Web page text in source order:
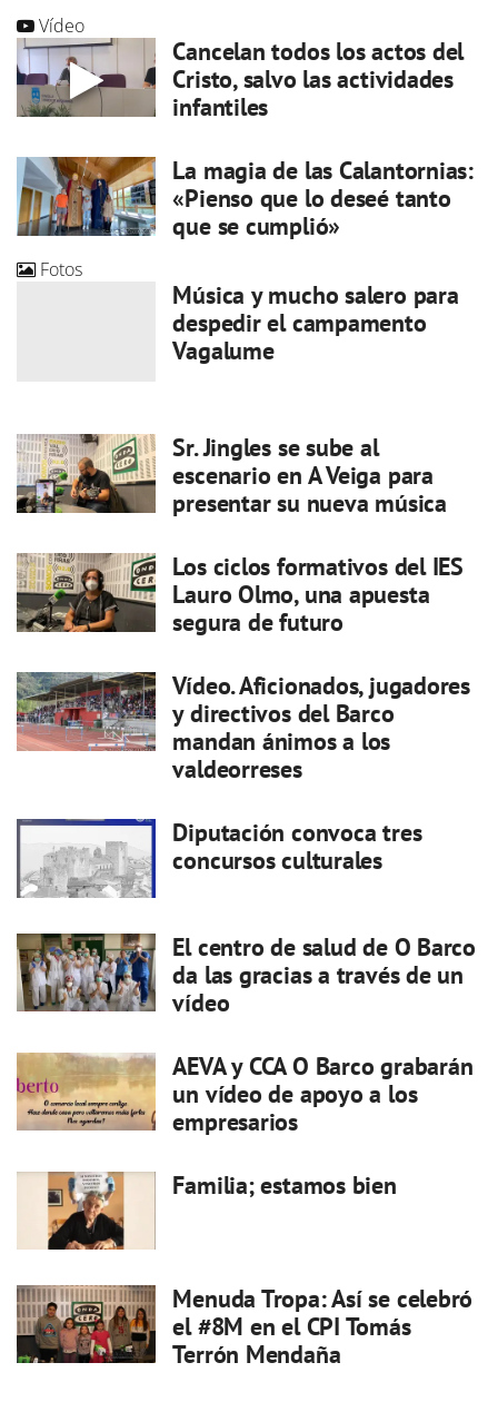
Vídeo
Cancelan todos los actos del
Cristo, salvo las actividades
infantiles
La magia de las Calantornias:
«Pienso que lo deseé tanto
que se cumplió»
Fotos
Música y mucho salero para
despedir el campamento
Vagalume
Sr. Jingles se sube al
escenario en A Veiga para
presentar su nueva música
Los ciclos formativos del IES
Lauro Olmo, una apuesta
segura de futuro
Vídeo. Aficionados, jugadores
y directivos del Barco
mandan ánimos a los
valdeorreses
Diputación convoca tres
concursos culturales
El centro de salud de O Barco
da las gracias a través de un
vídeo
AEVA y CCA O Barco grabarán
un vídeo de apoyo a los
empresarios
Familia; estamos bien
Menuda Tropa: Así se celebró
el #8M en el CPI Tomás
Terrón Mendaña